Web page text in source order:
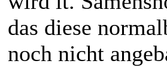
das diese
noch nicht